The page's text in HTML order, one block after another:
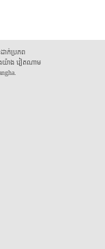
ាក់ប្រភព
យ៉ាង វៀតណាម